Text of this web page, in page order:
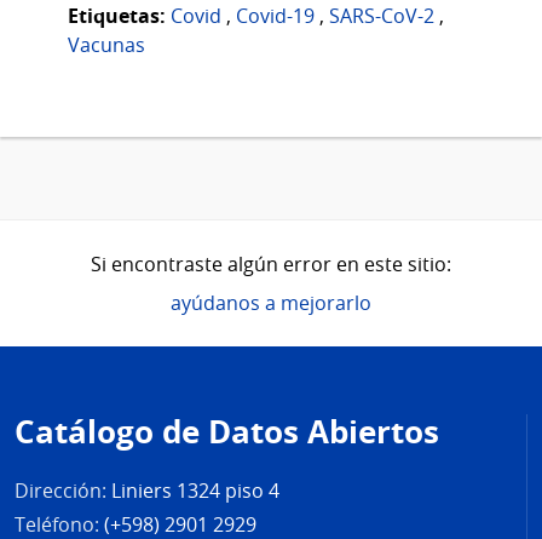
Etiquetas: Covid , Covid-19 , SARS-CoV-2 ,
Vacunas
Si encontraste algún error en este sitio:
ayúdanos a mejorarlo
de
página
Catálogo de Datos Abiertos
Dirección: Liniers 1324 piso 4
Teléfono: (+598) 2901 2929